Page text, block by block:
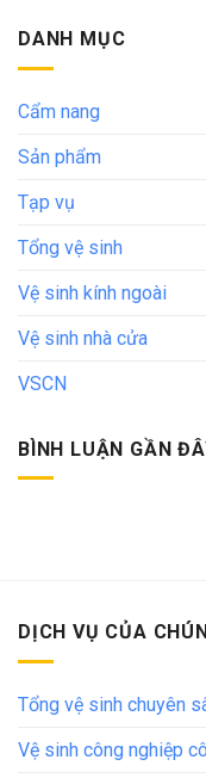
DANH MỤC
Cẩm nang
Sản phẩm
Tạp vụ
Tổng vệ sinh
Vệ sinh kính ngoài
Vệ sinh nhà cửa
VSCN
BÌNH LUẬN GẦN
DỊCH VỤ CỦA
Tổng vệ sinh chuyên
Vệ sinh công nghiệp